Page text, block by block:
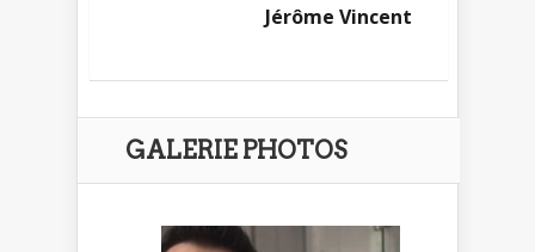
Jérôme Vincent
GALERIE PHOTOS